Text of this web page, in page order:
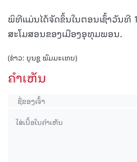
ພິທີແມ່ນໄດ້ຈັດຂຶ້ນໃນຕອນເຊົ້າວັນທີ
ສະໂມສອນຂອງເມືອງອຸທຸມພອນ.
(ຂ່າວ: ບຸນຊູ ພົມມະເທບ)
ຄໍາເຫັນ